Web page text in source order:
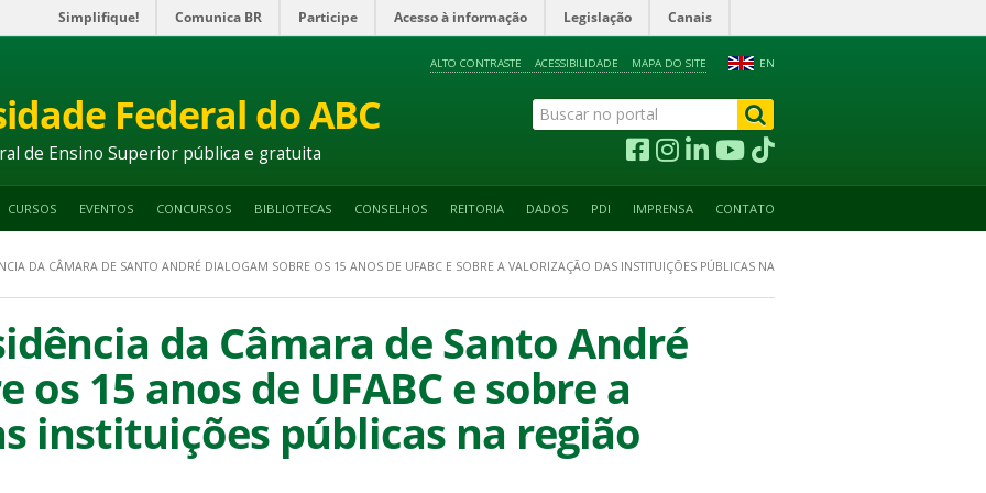
Simplifique! Comunica BR Participe Acesso à informação Legislação Canais
EN
ALTO CONTRASTE ACESSIBILIDADE MAPA DO SITE
Federal do ABC
de Ensino Superior pública e gratuita
CURSOS EVENTOS CONCURSOS BIBLIOTECAS CONSELHOS REITORIA DADOS PDI IMPRENSA CONTATO
DA CÂMARA DE SANTO ANDRÉ DIALOGAM SOBRE OS 15 ANOS DE UFABC E SOBRE A VALORIZAÇÃO DAS INSTITUIÇÕES PÚBLICAS NA
da Câmara de Santo André
os 15 anos de UFABC e sobre a
instituições públicas na região